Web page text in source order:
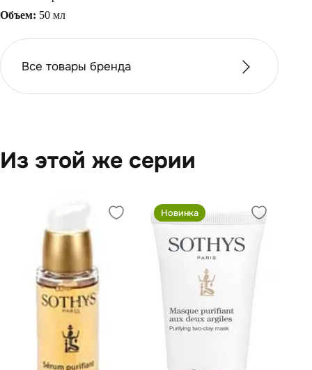
Объем: 50 мл
Все товары бренда
Из этой же серии
Новинка